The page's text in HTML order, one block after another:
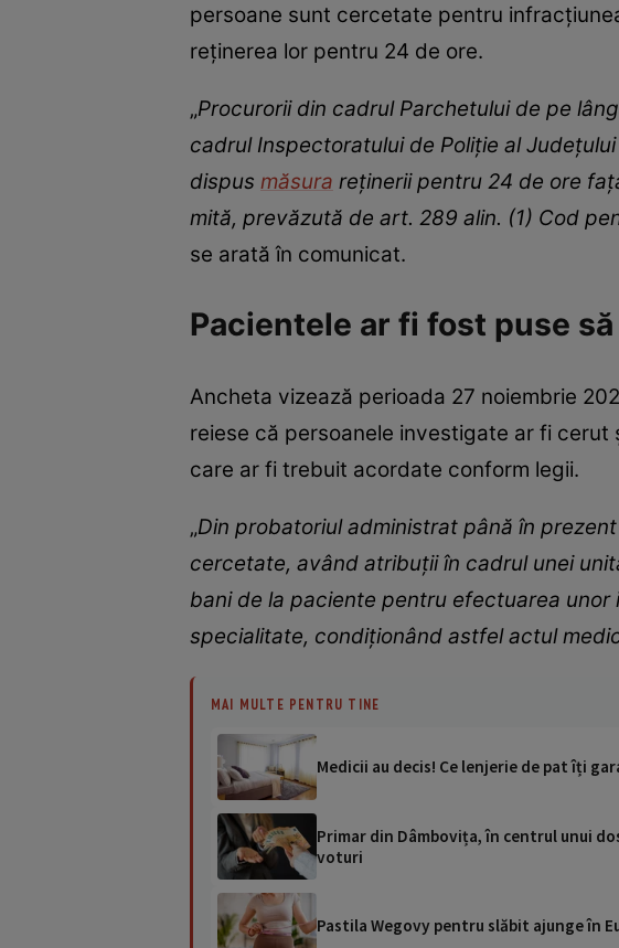
persoane sunt cercetate pentru
reținerea lor pentru 24 de ore.
„Procurorii din cadrul Parchetului de pe
cadrul Inspectoratului de Poliție al
dispus măsura reținerii pentru 24 de ore
mită, prevăzută de art. 289 alin. (1) Cod
se arată în comunicat.
Pacientele ar fi fost puse
Ancheta vizează perioada 27 noiembrie
reiese că persoanele investigate ar fi
care ar fi trebuit acordate conform legii.
„Din probatoriul administrat până în
cercetate, având atribuții în cadrul unei
bani de la paciente pentru efectuarea
specialitate, condiționând astfel actul
MAI MULTE PENTRU TINE
Medicii au decis! Ce lenjerie de pat îți
Primar din Dâmbovița, în centrul unui
voturi
Pastila Wegovy pentru slăbit ajunge în